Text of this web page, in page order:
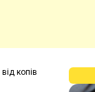
копів